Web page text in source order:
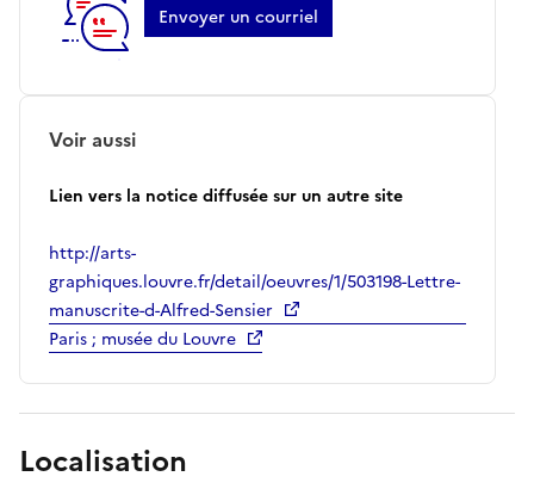
Envoyer un courriel
Voir aussi
Lien vers la notice diffusée sur un autre site
http://arts-
graphiques.louvre.fr/detail/oeuvres/1/503198-Lettre-
manuscrite-d-Alfred-Sensier
Paris ; musée du Louvre
Localisation